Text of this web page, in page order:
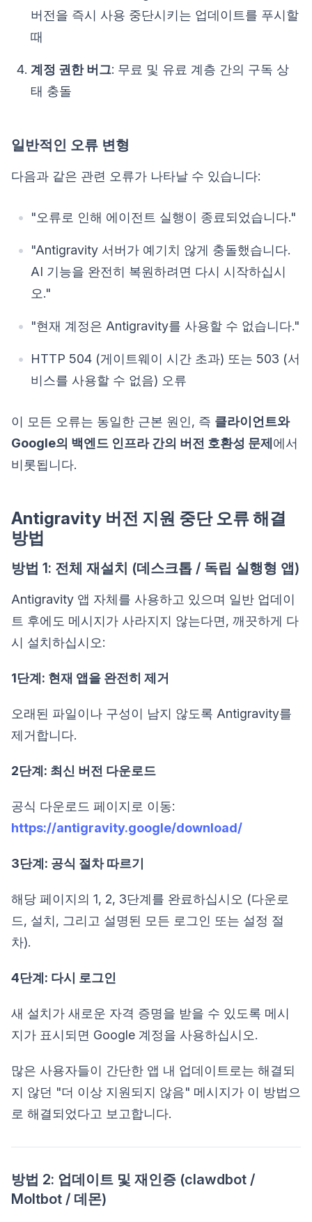
버전을 즉시 사용 중단시키는 업데이트를 푸시할
때
계정 권한 버그: 무료 및 유료 계층 간의 구독 상
태 충돌
일반적인 오류 변형
다음과 같은 관련 오류가 나타날 수 있습니다:
"오류로 인해 에이전트 실행이 종료되었습니다."
"Antigravity 서버가 예기치 않게 충돌했습니다.
AI 기능을 완전히 복원하려면 다시 시작하십시
오."
"현재 계정은 Antigravity를 사용할 수 없습니다."
HTTP 504 (게이트웨이 시간 초과) 또는 503 (서
비스를 사용할 수 없음) 오류
이 모든 오류는 동일한 근본 원인, 즉 클라이언트와
Google의 백엔드 인프라 간의 버전 호환성 문제 에서
비롯됩니다.
Antigravity 버전 지원 중단 오류 해결
방법
방법 1: 전체 재설치 (데스크톱 / 독립 실행형 앱)
Antigravity 앱 자체를 사용하고 있으며 일반 업데이
트 후에도 메시지가 사라지지 않는다면, 깨끗하게 다
시 설치하십시오:
1단계: 현재 앱을 완전히 제거
오래된 파일이나 구성이 남지 않도록 Antigravity를
제거합니다.
2단계: 최신 버전 다운로드
공식 다운로드 페이지로 이동:
https://antigravity.google/download/
3단계: 공식 절차 따르기
해당 페이지의 1, 2, 3단계를 완료하십시오 (다운로
드, 설치, 그리고 설명된 모든 로그인 또는 설정 절
차).
4단계: 다시 로그인
새 설치가 새로운 자격 증명을 받을 수 있도록 메시
지가 표시되면 Google 계정을 사용하십시오.
많은 사용자들이 간단한 앱 내 업데이트로는 해결되
지 않던 "더 이상 지원되지 않음" 메시지가 이 방법으
로 해결되었다고 보고합니다.
방법 2: 업데이트 및 재인증 (clawdbot /
Moltbot / 데몬)